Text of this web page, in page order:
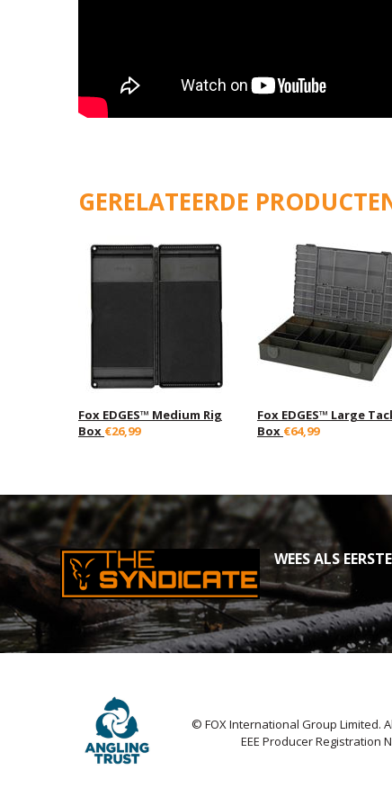
GERELATEERDE
Fox EDGES™ Medium Rig
Box €26,99
Fox EDGES™ Large
Box €64,99
WEES ALS
© FOX International Group Limited.
EEE Producer Registration